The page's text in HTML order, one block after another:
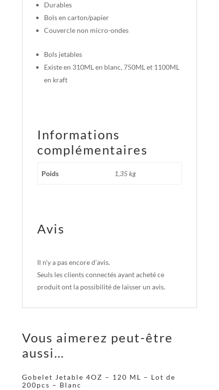
Durables
Bols en carton/papier
Couvercle non micro-ondes
Bols jetables
Existe en 310ML en blanc, 750ML et 1100ML
en kraft
Informations
complémentaires
Poids 1,35 kg
Avis
Il n’y a pas encore d’avis.
Seuls les clients connectés ayant acheté ce
produit ont la possibilité de laisser un avis.
Vous aimerez peut-être
aussi…
Gobelet Jetable 4OZ – 120 ML – Lot de
200pcs – Blanc